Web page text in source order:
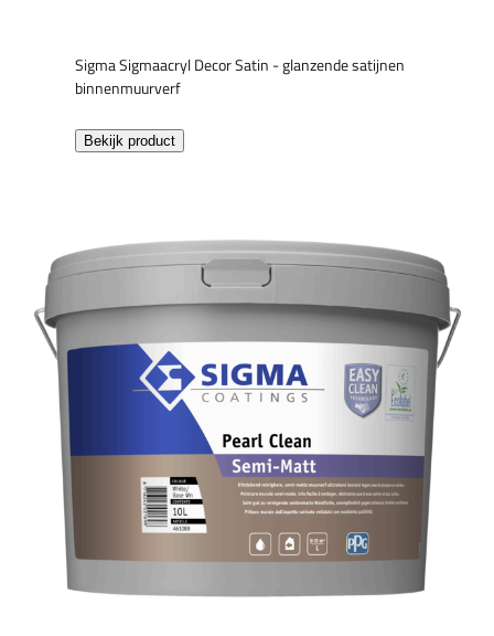
Sigma Sigmaacryl Decor Satin - glanzende satijnen
binnenmuurverf
Bekijk product